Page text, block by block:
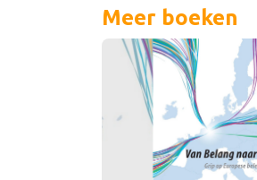
Meer boeken